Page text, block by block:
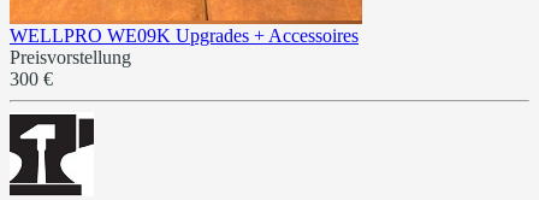
WELLPRO WE09K Upgrades + Accessoires
Preisvorstellung
300 €